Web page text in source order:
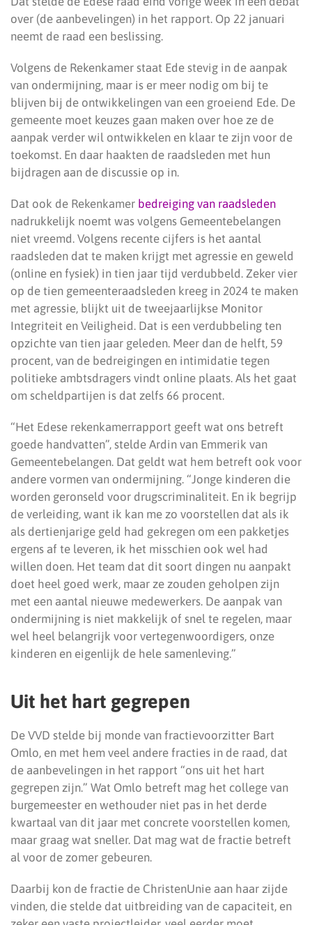
over (de aanbevelingen) in het rapport. Op 22 januari
neemt de raad een beslissing.
Volgens de Rekenkamer staat Ede stevig in de aanpak
van ondermijning, maar is er meer nodig om bij te
blijven bij de ontwikkelingen van een groeiend Ede. De
gemeente moet keuzes gaan maken over hoe ze de
aanpak verder wil ontwikkelen en klaar te zijn voor de
toekomst. En daar haakten de raadsleden met hun
bijdragen aan de discussie op in.
Dat ook de Rekenkamer bedreiging van raadsleden
nadrukkelijk noemt was volgens Gemeentebelangen
niet vreemd. Volgens recente cijfers is het aantal
raadsleden dat te maken krijgt met agressie en geweld
(online en fysiek) in tien jaar tijd verdubbeld. Zeker vier
op de tien gemeenteraadsleden kreeg in 2024 te maken
met agressie, blijkt uit de tweejaarlijkse Monitor
Integriteit en Veiligheid. Dat is een verdubbeling ten
opzichte van tien jaar geleden. Meer dan de helft, 59
procent, van de bedreigingen en intimidatie tegen
politieke ambtsdragers vindt online plaats. Als het gaat
om scheldpartijen is dat zelfs 66 procent.
“Het Edese rekenkamerrapport geeft wat ons betreft
goede handvatten”, stelde Ardin van Emmerik van
Gemeentebelangen. Dat geldt wat hem betreft ook voor
andere vormen van ondermijning. “Jonge kinderen die
worden geronseld voor drugscriminaliteit. En ik begrijp
de verleiding, want ik kan me zo voorstellen dat als ik
als dertienjarige geld had gekregen om een pakketjes
ergens af te leveren, ik het misschien ook wel had
willen doen. Het team dat dit soort dingen nu aanpakt
doet heel goed werk, maar ze zouden geholpen zijn
met een aantal nieuwe medewerkers. De aanpak van
ondermijning is niet makkelijk of snel te regelen, maar
wel heel belangrijk voor vertegenwoordigers, onze
kinderen en eigenlijk de hele samenleving.”
Uit het hart gegrepen
De VVD stelde bij monde van fractievoorzitter Bart
Omlo, en met hem veel andere fracties in de raad, dat
de aanbevelingen in het rapport “ons uit het hart
gegrepen zijn.” Wat Omlo betreft mag het college van
burgemeester en wethouder niet pas in het derde
kwartaal van dit jaar met concrete voorstellen komen,
maar graag wat sneller. Dat mag wat de fractie betreft
al voor de zomer gebeuren.
Daarbij kon de fractie de ChristenUnie aan haar zijde
vinden, die stelde dat uitbreiding van de capaciteit, en